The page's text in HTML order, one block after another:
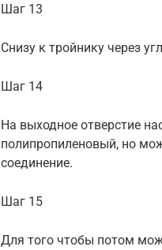
Шаг 13
Снизу к тройнику через
Шаг 14
На выходное отверстие
полипропиленовый, но
соединение.
Шаг 15
Для того чтобы потом